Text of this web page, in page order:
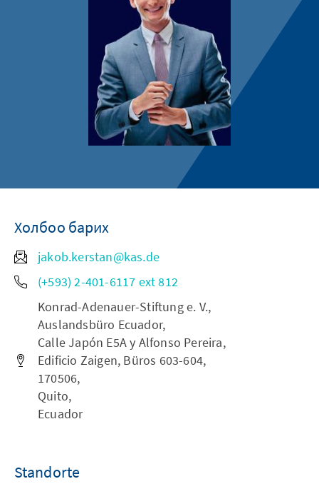
Холбоо барих
jakob.kerstan@kas.de
(+593) 2-401-6117 ext 812
Konrad-Adenauer-Stiftung e. V.,
Auslandsbüro Ecuador,
Calle Japón E5A y Alfonso Pereira,
Edificio Zaigen, Büros 603-604,
170506,
Quito,
Ecuador
Standorte